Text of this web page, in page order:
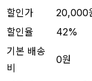
할인가
20,000
할인율
42%
기본 배송
비
0원